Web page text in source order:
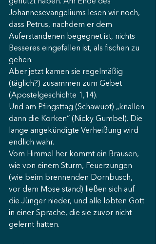
Johannesevangeliums lesen wir noch,
dass Petrus, nachdem er dem
Auferstandenen begegnet ist, nichts
Besseres eingefallen ist, als fischen zu
gehen.
Aber jetzt kamen sie regelmäßig
(täglich?) zusammen zum Gebet
(Apostelgeschichte 1,14).
Und am Pfingsttag (Schawuot) „knallen
dann die Korken“ (Nicky Gumbel). Die
lange angekündigte Verheißung wird
endlich wahr.
Vom Himmel her kommt ein Brausen,
wie von einem Sturm, Feuerzungen
(wie beim brennenden Dornbusch,
vor dem Mose stand) ließen sich auf
die Jünger nieder, und alle lobten Gott
in einer Sprache, die sie zuvor nicht
gelernt hatten.